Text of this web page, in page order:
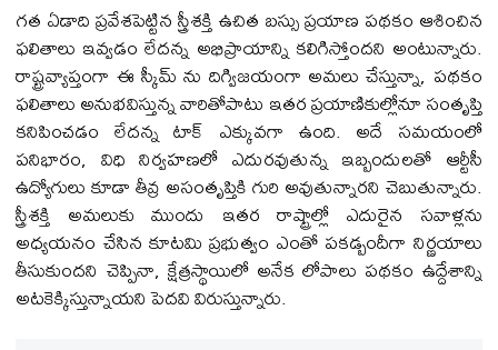
గత ఏడాది ప్రవేశపెట్టిన స్త్రీశక్తి ఉచిత బస్సు ప్రయాణ పథకం ఆశించిన
ఫలితాలు ఇవ్వడం లేదన్న అభిప్రాయాన్ని కలిగిస్తోందని అంటున్నారు.
రాష్ట్రవ్యాప్తంగా ఈ స్కీమ్ ను దిగ్విజయంగా అమలు చేస్తున్నా, పథకం
ఫలితాలు అనుభవిస్తున్న వారితోపాటు ఇతర ప్రయాణికుల్లోనూ సంతృప్తి
కనిపించడం లేదన్న టాక్ ఎక్కువగా ఉంది. అదే సమయంలో
పనిభారం, విధి నిర్వహణలో ఎదురవుతున్న ఇబ్బందులతో ఆర్టీసీ
ఉద్యోగులు కూడా తీవ్ర అసంతృప్తికి గురి అవుతున్నారని చెబుతున్నారు.
స్త్రీశక్తి అమలుకు ముందు ఇతర రాష్ట్రాల్లో ఎదురైన సవాళ్లను
అధ్యయనం చేసిన కూటమి ప్రభుత్వం ఎంతో పకడ్బందీగా నిర్ణయాలు
తీసుకుందని చెప్పినా, క్షేత్రస్థాయిలో అనేక లోపాలు పథకం ఉద్దేశాన్ని
అటకెక్కిస్తున్నాయని పెదవి విరుస్తున్నారు.